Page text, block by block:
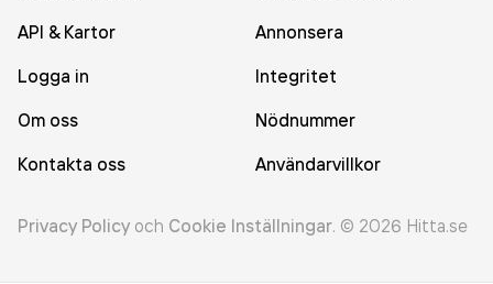
API & Kartor
Annonsera
Logga in
Integritet
Om oss
Nödnummer
Kontakta oss
Användarvillkor
Privacy Policy och Cookie Inställningar. © 2026 Hitta.se